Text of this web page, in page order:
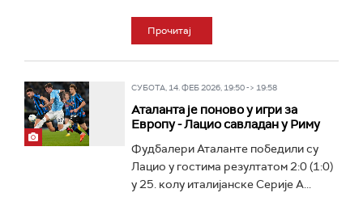
Прочитај
СУБОТА, 14. ФЕБ 2026, 19:50 -> 19:58
Аталанта је поново у игри за
Европу - Лацио савладан у Риму
Фудбалери Аталанте победили су
Лацио у гостима резултатом 2:0 (1:0)
у 25. колу италијанске Серије А...